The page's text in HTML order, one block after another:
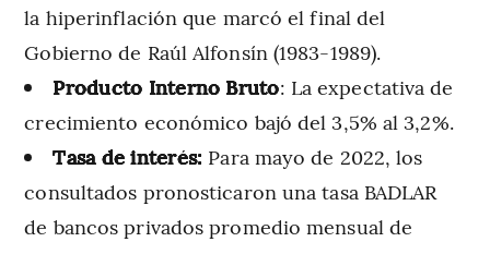
la hiperinflación que marcó el final del
Gobierno de Raúl Alfonsín (1983-1989).
Producto Interno Bruto: La expectativa de
crecimiento económico bajó del 3,5% al 3,2%.
Tasa de interés: Para mayo de 2022, los
consultados pronosticaron una tasa BADLAR
de bancos privados promedio mensual de